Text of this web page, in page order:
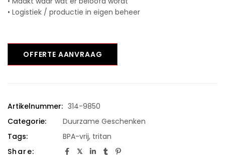
• Logistiek / productie in eigen beheer
OFFERTE AANVRAAG
Artikelnummer: 314-9850
Categorie:
Duurzame Geschenken
Tags:
BPA-vrij, tritan
Share: